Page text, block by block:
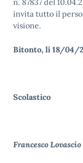
n. 87837 del
invita tutto il
visione.
Bitonto, li 18/04/
Il
Scolastico
Francesco Lovascio